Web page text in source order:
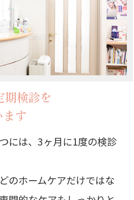
期検診を
ます
には、3ヶ月に1度の検診
のホームケアだけではな